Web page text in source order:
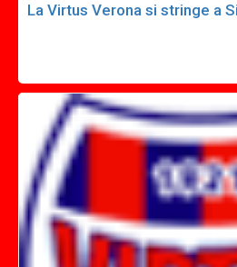
La Virtus Verona si stringe a